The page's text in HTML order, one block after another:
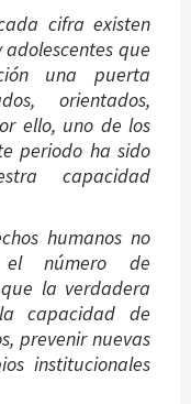
cifra existen
adolescentes que
una puerta
orientados,
ello, uno de los
periodo ha sido
capacidad
humanos no
número de
la verdadera
capacidad de
prevenir nuevas
institucionales